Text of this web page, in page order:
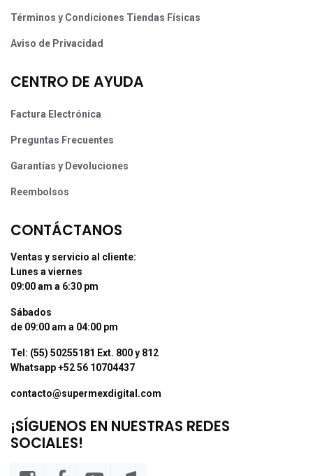
Términos y Condiciones Tiendas Físicas
Aviso de Privacidad
CENTRO DE AYUDA
Factura Electrónica
Preguntas Frecuentes
Garantías y Devoluciones
Reembolsos
CONTÁCTANOS
Ventas y servicio al cliente:
Lunes a viernes
09:00 am a 6:30 pm
Sábados
de 09:00 am a 04:00 pm
Tel: (55) 50255181 Ext. 800 y 812
Whatsapp +52 56 10704437
contacto@supermexdigital.com
¡SÍGUENOS EN NUESTRAS REDES
SOCIALES!